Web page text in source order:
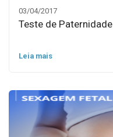
03/04/2017
Teste de Paternidade
Leia mais